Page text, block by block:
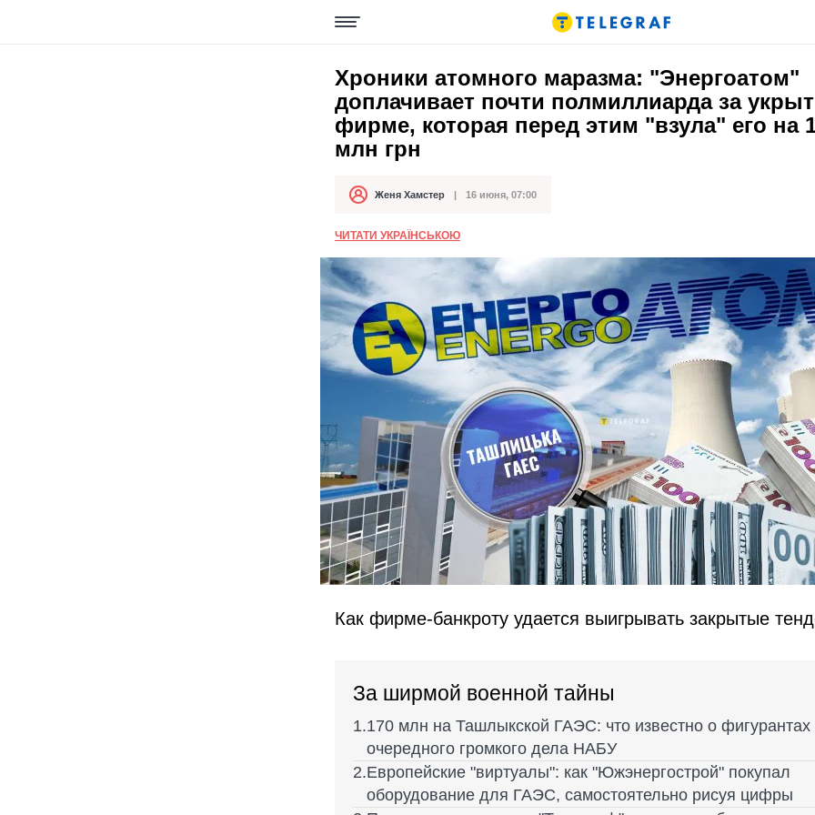
Хроники атомного маразма: "Энергоатом"
доплачивает почти полмиллиарда за
фирме, которая перед этим "взула" его на
млн грн
АвторЖеня Хамстер
Дата публикации 16 июня, 07:00
ЧИТАТИ УКРАЇНСЬКОЮ
Как фирме-банкроту удается выигрывать закрытые
За ширмой военной тайны
170 млн на Ташлыкской ГАЭС: что известно о фигурантах
очередного громкого дела НАБУ
Европейские "виртуалы": как "Южэнергострой" покупал
оборудование для ГАЭС, самостоятельно рисуя цифры